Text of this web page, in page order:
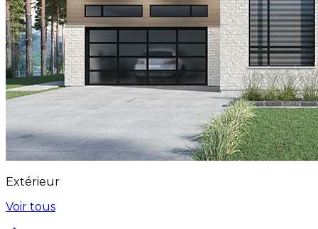
Extérieur
Voir tous